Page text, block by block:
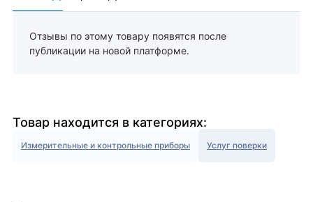
Отзывы по этому товару появятся после
публикации на новой платформе.
Товар находится в категориях:
Измерительные и контрольные приборы Услуг поверки